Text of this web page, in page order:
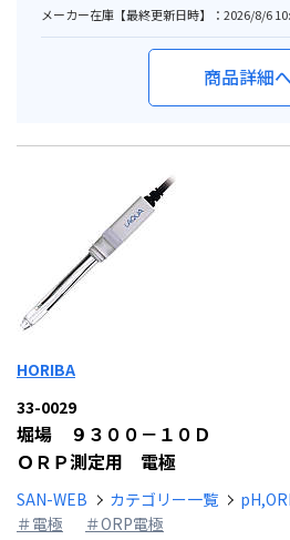
メーカー在庫【最終更新日時】：2026/8/6
商品詳細へ
HORIBA
33-0029
堀場 ９３００－１０Ｄ
ＯＲＰ測定用 電極
SAN-WEB カテゴリー一覧
＃電極
＃ORP電極